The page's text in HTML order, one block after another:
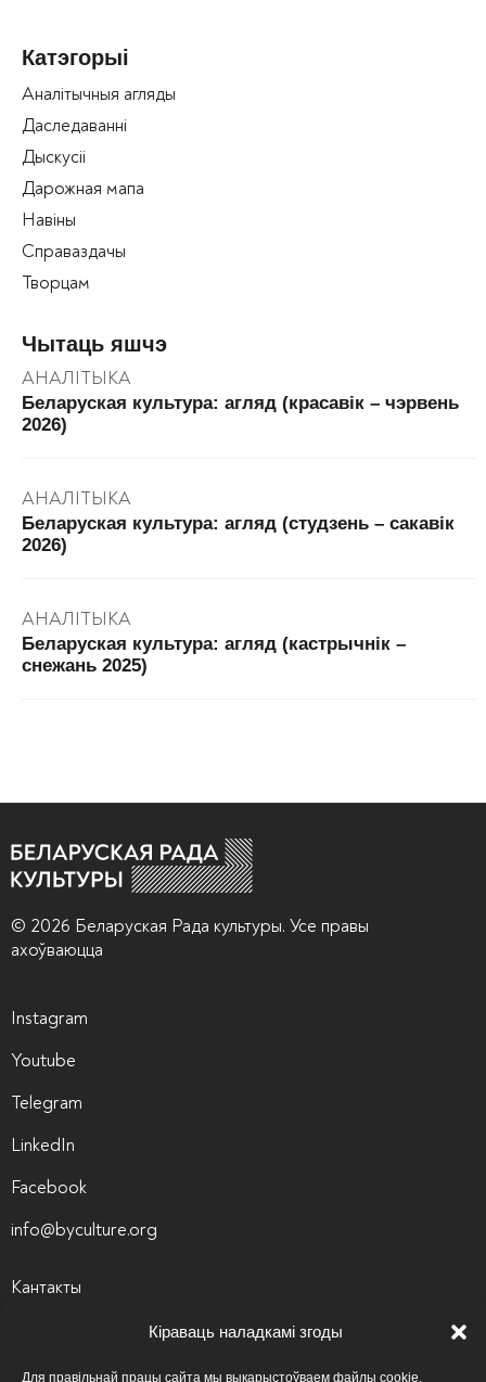
Кіраваць наладкамі згоды
Для правільнай працы сайта мы выкарыстоўваем файлы cookie.
Катэгорыі
Аналітычныя агляды
Даследаванні
Дыскусіі
Дарожная мапа
Навіны
Справаздачы
Творцам
Чытаць яшчэ
АНАЛІТЫКА
Беларуская культура: агляд (красавік – чэрвень
2026)
АНАЛІТЫКА
Беларуская культура: агляд (студзень – сакавік
2026)
АНАЛІТЫКА
Беларуская культура: агляд (кастрычнік –
снежань 2025)
© 2026 Беларуская Рада культуры. Усе правы
ахоўваюцца
Instagram
Youtube
Telegram
LinkedIn
Facebook
info@byculture.org
Кантакты
Архіў вакансій